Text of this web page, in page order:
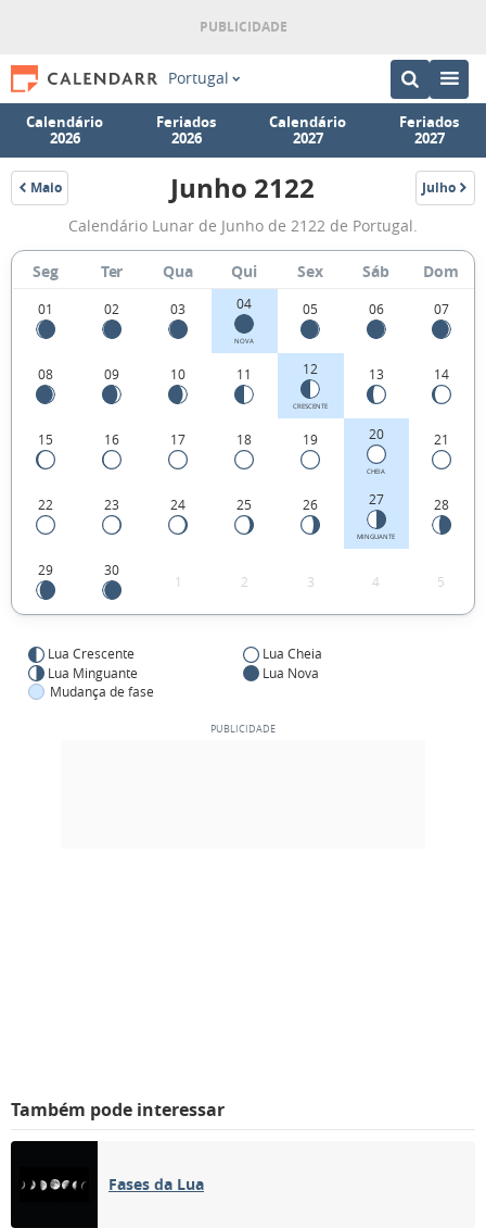
Portugal
Calendário
2026
Feriados
2026
Calendário
2027
Feriados
2027
Maio
2122
Fases
da
Lua
de
Junho
2122
Junho 2122 Julho
2122
Calendário Lunar de Junho de 2122 de Portugal.
Seg Ter Qua Qui Sex Sáb Dom
01 02 03 04
NOVA
05 06 07
08 09 10 11 12
CRESCENTE
13 14
15 16 17 18 19 20
CHEIA
21
22 23 24 25 26 27
MINGUANTE
28
29 30
1 2 3 4 5
Lua Crescente
Lua Cheia
Lua Minguante
Lua Nova
Mudança de fase
Também pode interessar
Fases da Lua